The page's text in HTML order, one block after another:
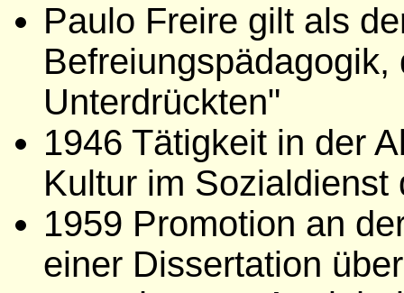
Paulo Freire gilt als
Unterdrückten"
1946 Tätigkeit in der
Kultur im
1959 Promotion an
einer Dissertation